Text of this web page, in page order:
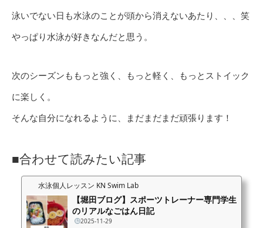
泳いでない日も水泳のことが頭から消えないあたり、、、笑
やっぱり水泳が好きなんだと思う。
次のシーズンももっと強く、もっと軽く、もっとストイック
に楽しく。
そんな自分になれるように、まだまだまだ頑張ります！
■合わせて読みたい記事
水泳個人レッスン KN Swim Lab
【堀田ブログ】スポーツトレーナー専門学生
のリアルなごはん日記
2025-11-29